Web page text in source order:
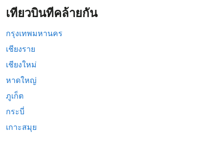
เที่ยวบินที่คล้ายกัน
กรุงเทพมหานคร
เชียงราย
เชียงใหม่
หาดใหญ่
ภูเก็ต
กระบี่
เกาะสมุย